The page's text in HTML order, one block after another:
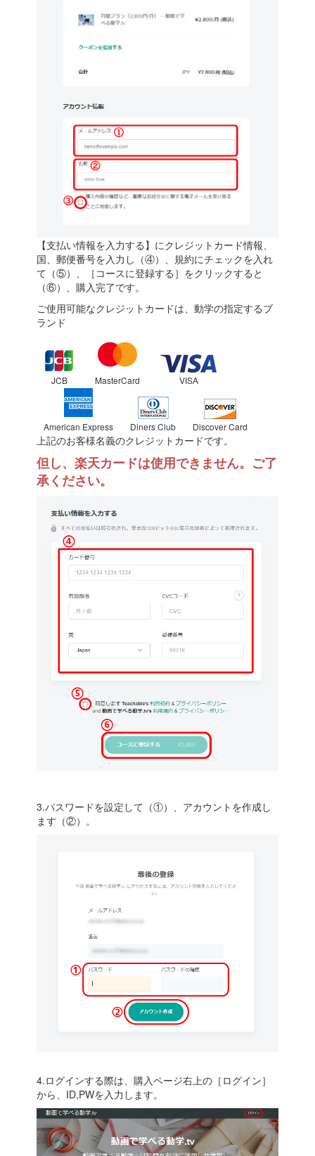
【支払い情報を入力する】にクレジットカード情報、
国、郵便番号を入力し（④）、規約にチェックを入れ
て（⑤）、［コースに登録する］をクリックすると
（⑥）、購入完了です。
ご使用可能なクレジットカードは、動学の指定するブ
ランド
JCB MasterCard VISA
American Express Diners Club Discover Card
上記のお客様名義のクレジットカードです。
但し、楽天カードは使用できません。ご了
承ください。
3.パスワードを設定して（①）、アカウントを作成し
ます（②）。
4.ログインする際は、購入ページ右上の［ログイン］
から、ID,PWを入力します。